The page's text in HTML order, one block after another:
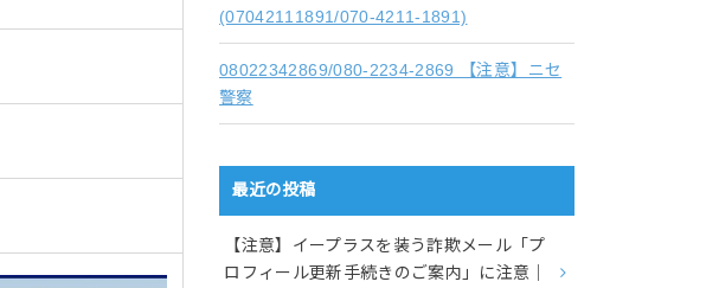
(07042111891/070-4211-1891)
08022342869/080-2234-2869 【注意】ニセ
警察
最近の投稿
【注意】イープラスを装う詐欺メール「プ
ロフィール更新手続きのご案内」に注意｜